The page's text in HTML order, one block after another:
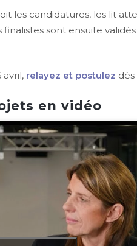
les candidatures, les lit
sont ensuite
avril, relayez et postulez
en vidéo